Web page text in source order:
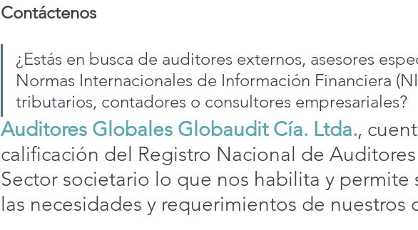
Contáctenos
¿Estás en busca de auditores externos, asesores
Normas Internacionales de Información Financiera
tributarios, contadores o consultores empresariales?
Auditores Globales Globaudit Cía. Ltda.,
calificación del Registro Nacional de
Sector societario lo que nos habilita y permite
las necesidades y requerimientos de nuestros